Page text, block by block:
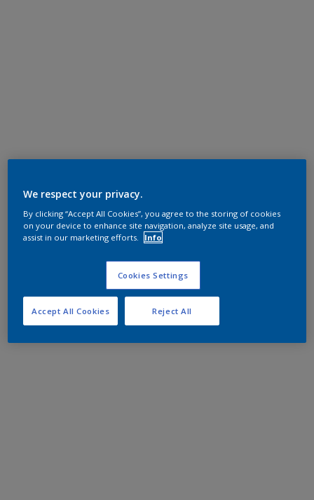
We respect your privacy.
By clicking “Accept All Cookies”, you agree to the storing of cookies
on your device to enhance site navigation, analyze site usage, and
assist in our marketing efforts.
Info
Cookies Settings
Reject All
Accept All Cookies